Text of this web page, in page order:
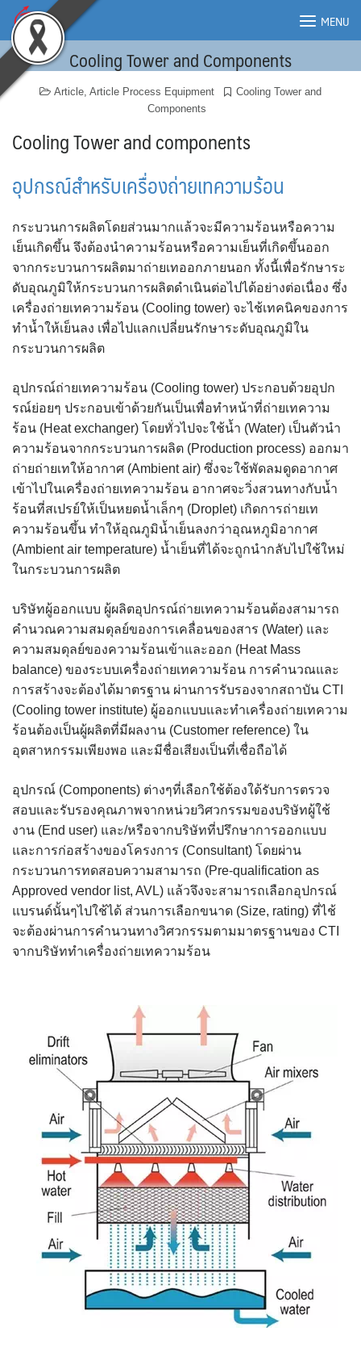
Skip
content
MENU
MENU
Cooling Tower and Components
Article, Article Process Equipment
Cooling Tower and
Components
Cooling Tower and components
อุปกรณ์สำหรับเครื่องถ่ายเทความร้อน
กระบวนการผลิตโดยส่วนมากแล้วจะมีความร้อนหรือความ
เย็นเกิดขึ้น จึงต้องนำความร้อนหรือความเย็นที่เกิดขึ้นออก
จากกระบวนการผลิตมาถ่ายเทออกภายนอก ทั้งนี้เพื่อรักษาระ
ดับอุณภูมิให้กระบวนการผลิตดำเนินต่อไปได้อย่างต่อเนื่อง ซึ่ง
เครื่องถ่ายเทความร้อน (Cooling tower) จะไช้เทคนิคของการ
ทำน้ำให้เย็นลง เพื่อไปแลกเปลี่ยนรักษาระดับอุณภูมิใน
กระบวนการผลิต
อุปกรณ์ถ่ายเทความร้อน (Cooling tower) ประกอบด้วยอุปก
รณ์ย่อยๆ ประกอบเข้าด้วยกันเป็นเพื่อทำหน้าที่ถ่ายเทความ
ร้อน (Heat exchanger) โดยทั่วไปจะใช้น้ำ (Water) เป็นตัวนำ
ความร้อนจากกระบวนการผลิต (Production process) ออกมา
ถ่ายถ่ายเทให้อากาศ (Ambient air) ซึ่งจะใช้พัดลมดูดอากาศ
เข้าไปในเครื่องถ่ายเทความร้อน อากาศจะวิ่งสวนทางกับน้ำ
ร้อนที่สเปรย์ให้เป็นหยดน้ำเล็กๆ (Droplet) เกิดการถ่ายเท
ความร้อนขึ้น ทำให้อุณภูมิน้ำเย็นลงกว่าอุณหภูมิอากาศ
(Ambient air temperature) น้ำเย็นที่ได้จะถูกนำกลับไปใช้ใหม่
ในกระบวนการผลิต
บริษัทผู้ออกแบบ ผู้ผลิตอุปกรณ์ถ่ายเทความร้อนต้องสามารถ
คำนวณความสมดุลย์ของการเคลื่อนของสาร (Water) และ
ความสมดุลย์ของความร้อนเข้าและออก (Heat Mass
balance) ของระบบเครื่องถ่ายเทความร้อน การคำนวณและ
การสร้างจะต้องได้มาตรฐาน ผ่านการรับรองจากสถาบัน CTI
(Cooling tower institute) ผู้ออกแบบและทำเครื่องถ่ายเทความ
ร้อนต้องเป็นผู้ผลิตที่มีผลงาน (Customer reference) ใน
อุตสาหกรรมเพียงพอ และมีชื่อเสียงเป็นที่เชื่อถือได้
อุปกรณ์ (Components) ต่างๆที่เลือกใช้ต้องใด้รับการตรวจ
สอบและรับรองคุณภาพจากหน่วยวิศวกรรมของบริษัทผู้ใช้
งาน (End user) และ/หรือจากบริษัทที่ปรึกษาการออกแบบ
และการก่อสร้างของโครงการ (Consultant) โดยผ่าน
กระบวนการทดสอบความสามารถ (Pre-qualification as
Approved vendor list, AVL) แล้วจึงจะสามารถเลือกอุปกรณ์
แบรนด์นั้นๆไปใช้ได้ ส่วนการเลือกขนาด (Size, rating) ที่ไช้
จะต้องผ่านการคำนวนทางวิศวกรรมตามมาตรฐานของ CTI
จากบริษัททำเครื่องถ่ายเทความร้อน